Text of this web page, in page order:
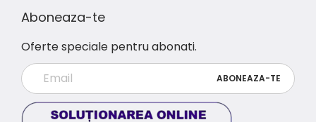
Aboneaza-te
Oferte speciale pentru abonati.